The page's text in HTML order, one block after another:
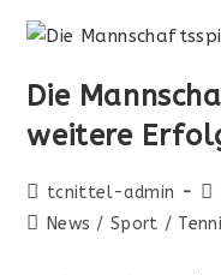
Die
weitere
tcnittel-admin
News / Sport /